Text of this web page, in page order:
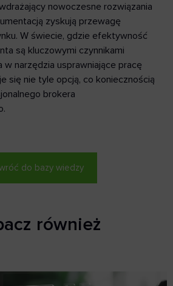
nowoczesne rozwiązania
zyskują przewagę
W świecie, gdzie efektywność
są kluczowymi czynnikami
w narzędzia usprawniające pracę
się nie tyle opcją, co koniecznością
brokera
do bazy wiedzy
również